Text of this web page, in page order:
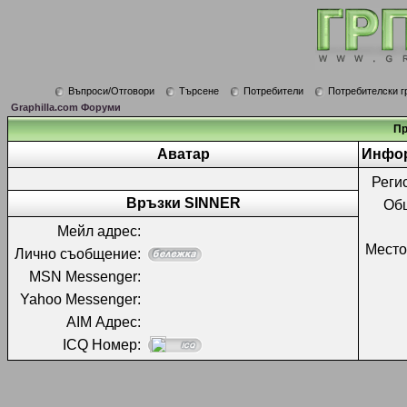
Въпроси/Отговори Търсене Потребители
Потребителски
Graphilla.com Форуми
Аватар
Връзки SINNER
Мейл адрес:
Лично съобщение:
MSN Messenger:
Yahoo Messenger:
AIM Адрес:
ICQ Номер: